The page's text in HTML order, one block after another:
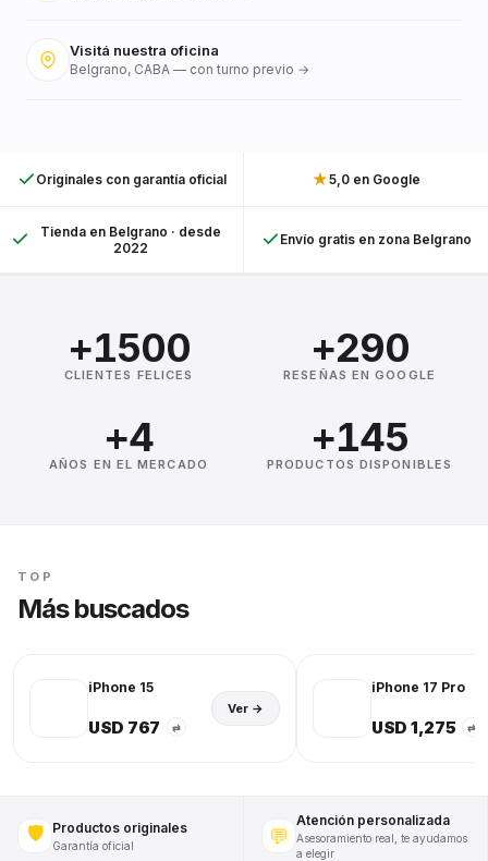
Visitá nuestra oficina
Belgrano, CABA — con turno previo →
Originales con garantía oficial ★5,0 en Google
Tienda en Belgrano · desde
2022
Envío gratis en zona Belgrano
+1500
CLIENTES FELICES
+290
RESEÑAS EN GOOGLE
+4
AÑOS EN EL MERCADO
+145
PRODUCTOS DISPONIBLES
TOP
Más buscados
iPhone 15
USD 767 ⇄
Ver →
iPhone 17 Pro
USD 1,275 ⇄
🛡️ Productos originales
Garantía oficial 💬
Atención personalizada
Asesoramiento real, te ayudamos
a elegir